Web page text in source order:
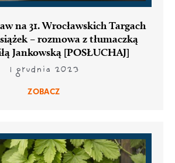
na 31. Wrocławskich Targach
– rozmowa z tłumaczką
Jankowską [POSŁUCHAJ]
1 grudnia 2023
ZOBACZ